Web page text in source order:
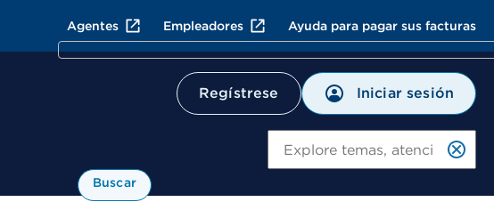
Agentes Empleadores Ayuda para pagar sus facturas
Regístrese Iniciar sesión
Buscar